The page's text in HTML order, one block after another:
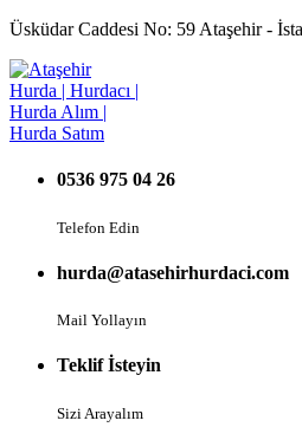
Üsküdar Caddesi No: 59 Ataşehir -
0536 975 04 26
Telefon Edin
hurda@atasehirhurdaci.com
Mail Yollayın
Teklif İsteyin
Sizi Arayalım